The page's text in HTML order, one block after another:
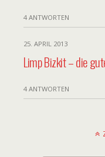
4 ANTWORTEN
25. APRIL 2013
Limp Bizkit – die
4 ANTWORTEN